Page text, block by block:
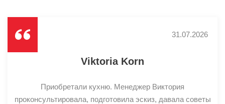
31.07.2026
Viktoria Korn
Приобретали кухню. Менеджер Виктория
проконсультировала, подготовила эскиз, давала советы